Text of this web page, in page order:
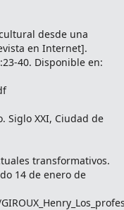
desde una
en Internet].
40. Disponible en:
Siglo XXI, Ciudad de
transformativos.
14 de enero de